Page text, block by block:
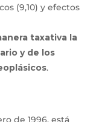
(9,10) y efectos
taxativa la
y de los
.
de 1996, está